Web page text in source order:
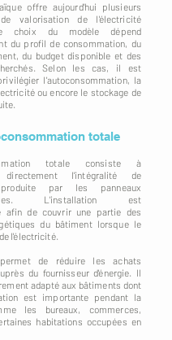
offre aujourd'hui plusieurs
valorisation de l'électricité
choix du modèle dépend
du profil de consommation, du
du budget disponible et des
Selon les cas, il est
l'autoconsommation, la
ou encore le stockage de
totale
totale consiste à
directement l'intégralité de
par les panneaux
L'installation est
afin de couvrir une partie des
du bâtiment lorsque le
l'électricité.
de réduire les achats
du fournisseur d'énergie. Il
adapté aux bâtiments dont
est importante pendant la
les bureaux, commerces,
habitations occupées en